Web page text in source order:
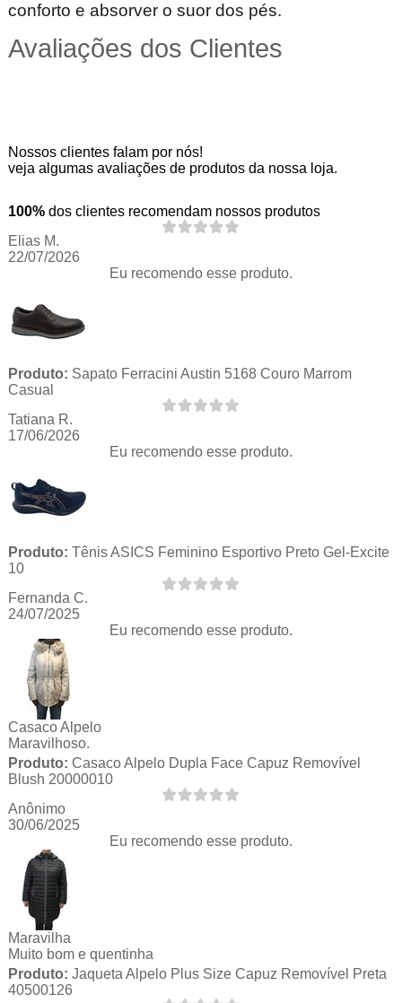
conforto e absorver o suor dos pés.
Avaliações dos Clientes
Nossos clientes falam por nós!
veja algumas avaliações de produtos da nossa loja.
100% dos clientes recomendam nossos produtos
Elias M.
22/07/2026
Eu recomendo esse produto.
Produto: Sapato Ferracini Austin 5168 Couro Marrom
Casual
Tatiana R.
17/06/2026
Eu recomendo esse produto.
Produto: Tênis ASICS Feminino Esportivo Preto Gel-Excite
10
Fernanda C.
24/07/2025
Eu recomendo esse produto.
Casaco Alpelo
Maravilhoso.
Produto: Casaco Alpelo Dupla Face Capuz Removível
Blush 20000010
Anônimo
30/06/2025
Eu recomendo esse produto.
Maravilha
Muito bom e quentinha
Produto: Jaqueta Alpelo Plus Size Capuz Removível Preta
40500126